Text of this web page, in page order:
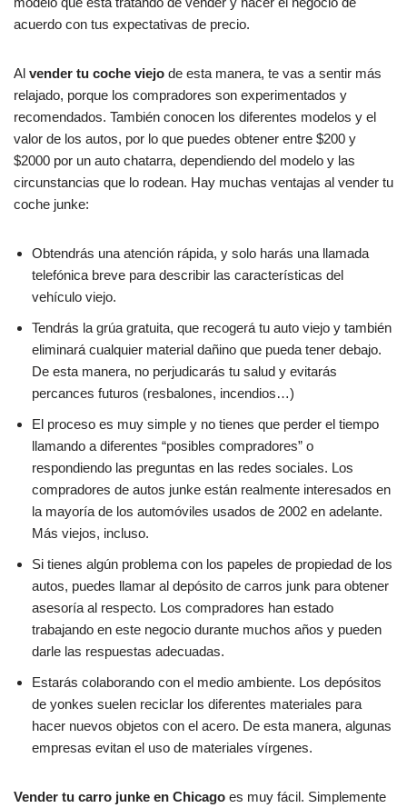
acuerdo con tus expectativas de precio.
Al vender tu coche viejo de esta manera, te vas a sentir más
relajado, porque los compradores son experimentados y
recomendados. También conocen los diferentes modelos y el
valor de los autos, por lo que puedes obtener entre $200 y
$2000 por un auto chatarra, dependiendo del modelo y las
circunstancias que lo rodean. Hay muchas ventajas al vender tu
coche junke:
Obtendrás una atención rápida, y solo harás una llamada
telefónica breve para describir las características del
vehículo viejo.
Tendrás la grúa gratuita, que recogerá tu auto viejo y también
eliminará cualquier material dañino que pueda tener debajo.
De esta manera, no perjudicarás tu salud y evitarás
percances futuros (resbalones, incendios…)
El proceso es muy simple y no tienes que perder el tiempo
llamando a diferentes “posibles compradores” o
respondiendo las preguntas en las redes sociales. Los
compradores de autos junke están realmente interesados en
la mayoría de los automóviles usados de 2002 en adelante.
Más viejos, incluso.
Si tienes algún problema con los papeles de propiedad de los
autos, puedes llamar al depósito de carros junk para obtener
asesoría al respecto. Los compradores han estado
trabajando en este negocio durante muchos años y pueden
darle las respuestas adecuadas.
Estarás colaborando con el medio ambiente. Los depósitos
de yonkes suelen reciclar los diferentes materiales para
hacer nuevos objetos con el acero. De esta manera, algunas
empresas evitan el uso de materiales vírgenes.
Vender tu carro junke en Chicago es muy fácil. Simplemente